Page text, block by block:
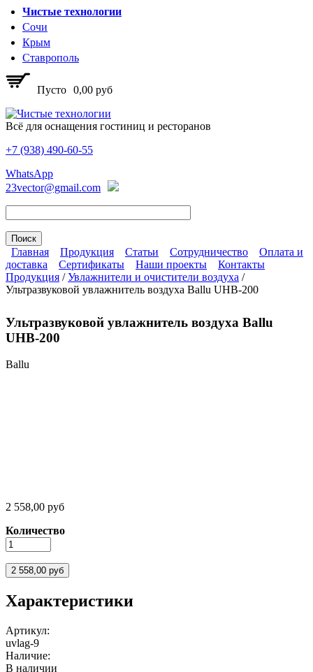
Перейти к основному содержанию
Чистые технологии
Сочи
Крым
Ставрополь
Пусто 0,00 руб
Всё для оснащения гостиниц и ресторанов
Чистые технологии
+7 (938) 490-60-55
WhatsApp
23vector@gmail.com
Главное меню
Главная Продукция Статьи Сотрудничество
Оплата и
доставка
Сертификаты Наши проекты Контакты
Вы здесь
Продукция / Увлажнители и очистители воздуха /
Ультразвуковой увлажнитель воздуха Ballu UHB-200
Ультразвуковой увлажнитель воздуха Ballu
UHB-200
Ballu
2 558,00 руб
Количество
Характеристики
Артикул:
uvlag-9
Наличие:
В наличии